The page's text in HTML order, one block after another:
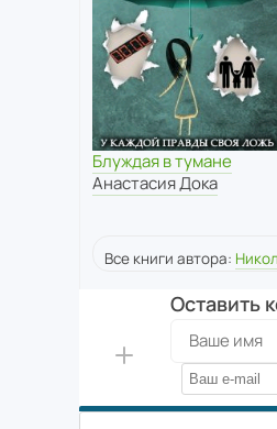
Блуждая в тумане
Анастасия Дока
Все книги автора:
Оставить